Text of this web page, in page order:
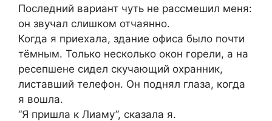
Последний вариант чуть не рассмешил меня:
он звучал слишком отчаянно.
Когда я приехала, здание офиса было почти
тёмным. Только несколько окон горели, а на
ресепшене сидел скучающий охранник,
листавший телефон. Он поднял глаза, когда
я вошла.
“Я пришла к Лиаму”, сказала я.